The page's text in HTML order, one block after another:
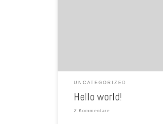
UNCATEGORIZED
Hello world!
2 Kommentare